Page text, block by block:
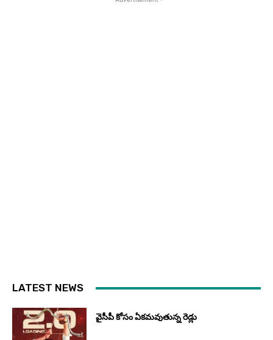
LATEST NEWS
వైసీపీ కోసం ఏక‌మ‌వుతున్న రెడ్లు